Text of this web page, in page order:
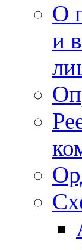
О
и